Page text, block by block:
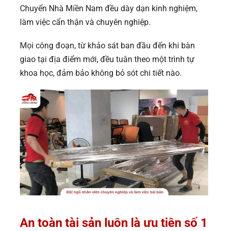
Chuyển Nhà Miền Nam đều dày dạn kinh nghiệm,
làm việc cẩn thận và chuyên nghiệp.
Mọi công đoạn, từ khảo sát ban đầu đến khi bàn
giao tại địa điểm mới, đều tuân theo một trình tự
khoa học, đảm bảo không bỏ sót chi tiết nào.
An toàn tài sản luôn là ưu tiên số 1